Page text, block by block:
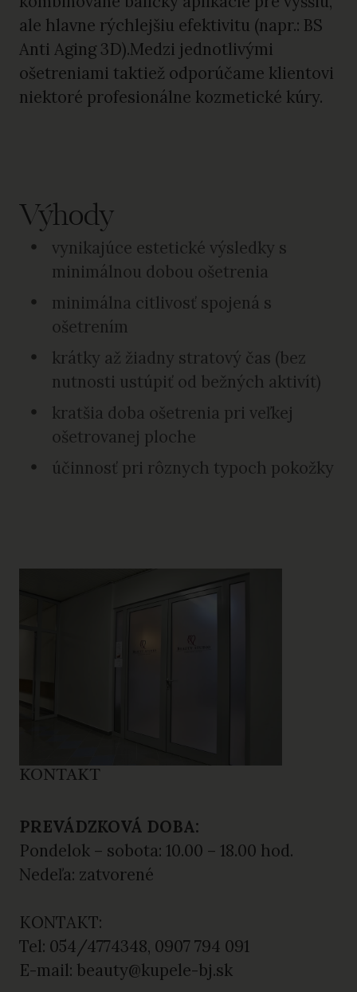
ale hlavne rýchlejšiu efektivitu (napr.: BS
Anti Aging 3D).Medzi jednotlivými
ošetreniami taktiež odporúčame klientovi
niektoré profesionálne kozmetické kúry.
Výhody
vynikajúce estetické výsledky s
minimálnou dobou ošetrenia
minimálna citlivosť spojená s
ošetrením
krátky až žiadny stratový čas (bez
nutnosti ustúpiť od bežných aktivít)
kratšia doba ošetrenia pri veľkej
ošetrovanej ploche
účinnosť pri rôznych typoch pokožky
KONTAKT
PREVÁDZKOVÁ DOBA:
Pondelok – sobota: 10.00 – 18.00 hod.
Nedeľa: zatvorené
KONTAKT:
Tel: 054/4774348, 0907 794 091
E-mail: beauty@kupele-bj.sk